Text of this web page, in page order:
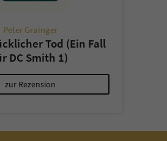
Peter Grainger
Tod (Ein Fall
DC Smith 1)
zur Rezension